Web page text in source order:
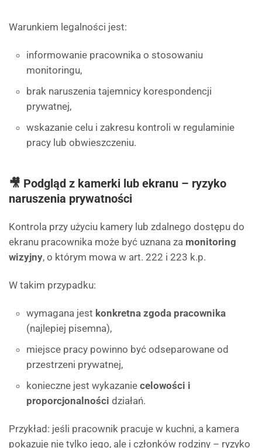
Warunkiem legalności jest:
informowanie pracownika o stosowaniu
monitoringu,
brak naruszenia tajemnicy korespondencji
prywatnej,
wskazanie celu i zakresu kontroli w regulaminie
pracy lub obwieszczeniu.
🎥 Podgląd z kamerki lub ekranu – ryzyko
naruszenia prywatności
Kontrola przy użyciu kamery lub zdalnego dostępu do
ekranu pracownika może być uznana za monitoring
wizyjny, o którym mowa w art. 222 i 223 k.p.
W takim przypadku:
wymagana jest konkretna zgoda pracownika
(najlepiej pisemna),
miejsce pracy powinno być odseparowane od
przestrzeni prywatnej,
konieczne jest wykazanie celowości i
proporcjonalności działań.
Przykład: jeśli pracownik pracuje w kuchni, a kamera
pokazuje nie tylko jego, ale i członków rodziny – ryzyko